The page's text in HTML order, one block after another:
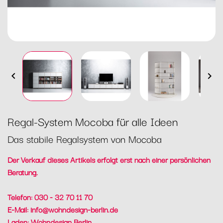
 
Regal-System Mocoba für alle Ideen
Das stabile Regalsystem von Mocoba
Der Verkauf dieses Artikels erfolgt erst nach einer persönlichen
Beratung.
Telefon: 030 - 32 70 11 70
E-Mail: info@wohndesign-berlin.de